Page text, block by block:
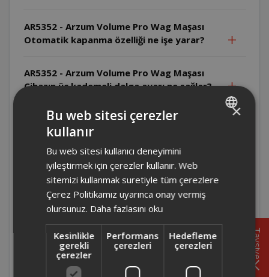
AR5352 - Arzum Volume Pro Wag Maşası
Otomatik kapanma özelliği ne işe yarar?
AR5352 - Arzum Volume Pro Wag Maşası
Cihazın üç kademeli dalga ayarı ne sağlar?
AR5352 - Arzum Volume Pro Wag Maşası
Seramik kaplama plakaların avantajı nedir?
AR5352 - Arzum Volume Pro Wag Maşası
Cihaz soğumadan neden saklanmamalıdır?
AR5352 - Arzum Volume Pro Wag Maşası
Cihaz kullanılmadığında neden fişten
çekilmelidir?
AR5352 - Arzum Volume Pro Wag Maşası
Tavsiye
×
Bu web sitesi çerezler
kullanır
Bu web sitesi kullanıcı deneyimini
iyileştirmek için çerezler kullanır. Web
sitemizi kullanmak suretiyle tüm çerezlere
Çerez Politikamız uyarınca onay vermiş
olursunuz. Daha fazlasını oku
Kesinlikle
gerekli
çerezler
Performans
çerezleri
Hedefleme
çerezleri